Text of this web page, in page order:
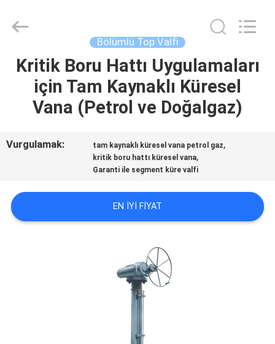
EVDE
ÜRÜN
BIZIM
HAKKIMIZDA
FABRIKA
TURU
group.
Bölümlü Top Valfi
Kritik Boru Hattı Uygulamaları
için Tam Kaynaklı Küresel
Vana (Petrol ve Doğalgaz)
Vurgulamak: tam kaynaklı küresel vana petrol gaz,
kritik boru hattı küresel vana,
Garanti ile segment küre valfi
EN IYI FIYAT